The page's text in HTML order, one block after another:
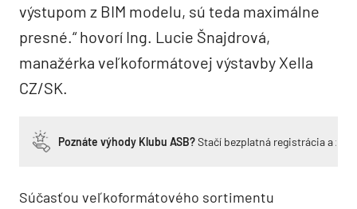
výstupom z BIM modelu, sú teda maximálne
presné.“ hovorí Ing. Lucie Šnajdrová,
manažérka veľkoformátovej výstavby Xella
CZ/SK.
Poznáte výhody Klubu ASB?Stačí bezplatná registrácia a
Súčasťou veľkoformátového sortimentu